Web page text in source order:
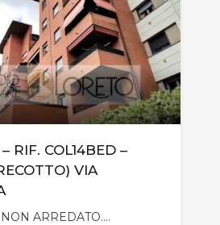
RIF. COL14BED –
VIA
ARREDATO.…